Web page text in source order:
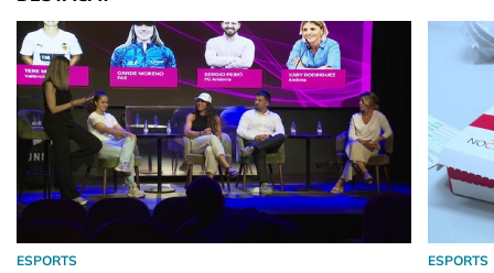
ESPORTS ESPORTS